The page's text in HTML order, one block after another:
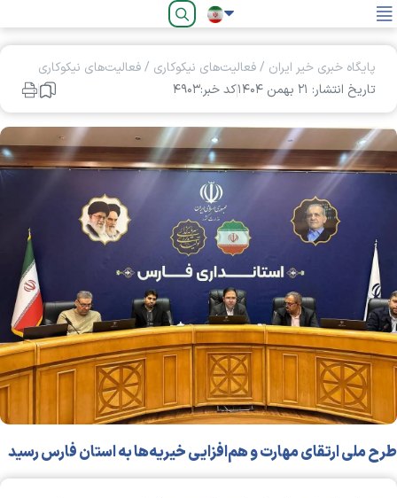
فارسی
پایگاه خبری خیر ایران /فعالیت‌های نیکوکاری /فعالیت‌های نیکوکاری
تاریخ انتشار: ۲۱ بهمن ۱۴۰۴
کد خبر:۴۹۰۳
طرح ملی ارتقای مهارت و هم‌افزایی خیریه‌ها به استان فارس رسید